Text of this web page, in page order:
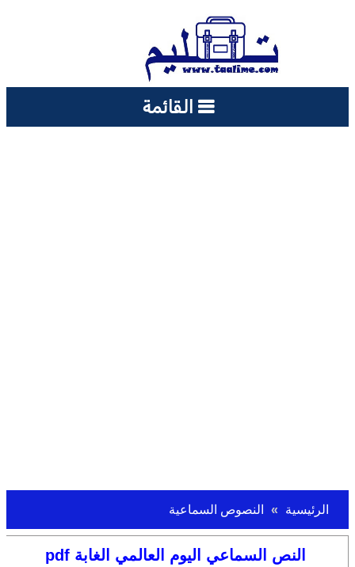
القائمة
الرئيسية النصوص السماعية
النص السماعي اليوم العالمي الغابة pdf